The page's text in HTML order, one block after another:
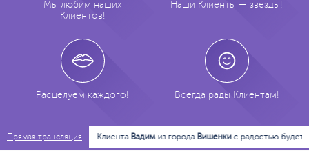
Мы любим наших
Клиентов!
Наши Клиенты — звезды!
Расцелуем каждого! Всегда рады Клиентам!
Прямая трансляция
19:18:51 Для КлиентаВадимиз городаВишенкис радостью будет